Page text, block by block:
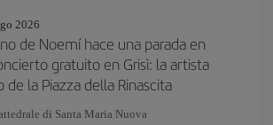
2026
de Noemí hace una parada en
gratuito en Grisì: la artista
de la Piazza della Rinascita
di Santa Maria Nuova